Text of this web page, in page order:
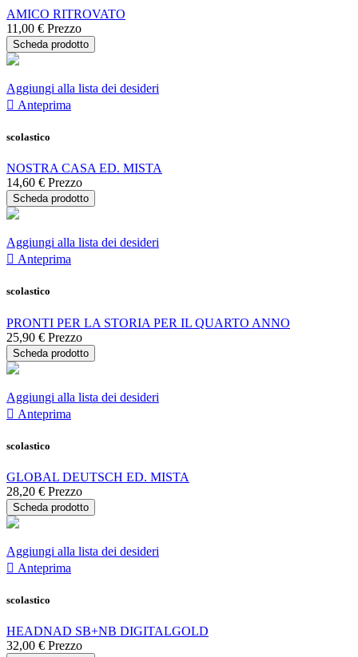
AMICO RITROVATO
11,00 € Prezzo
Scheda prodotto
Aggiungi alla lista dei desideri
 Anteprima
scolastico
NOSTRA CASA ED. MISTA
14,60 € Prezzo
Scheda prodotto
Aggiungi alla lista dei desideri
 Anteprima
scolastico
PRONTI PER LA STORIA PER IL QUARTO ANNO
25,90 € Prezzo
Scheda prodotto
Aggiungi alla lista dei desideri
 Anteprima
scolastico
GLOBAL DEUTSCH ED. MISTA
28,20 € Prezzo
Scheda prodotto
Aggiungi alla lista dei desideri
 Anteprima
scolastico
HEADNAD SB+NB DIGITALGOLD
32,00 € Prezzo